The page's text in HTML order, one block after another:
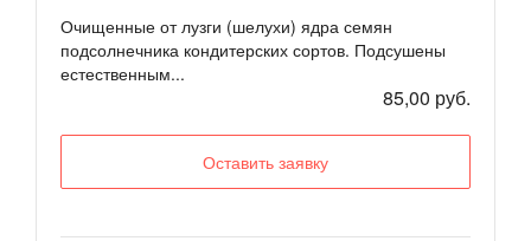
Очищенные от лузги (шелухи) ядра семян
подсолнечника кондитерских сортов. Подсушены
естественным...
85,00 руб.
Оставить заявку